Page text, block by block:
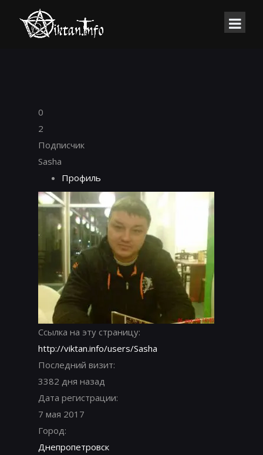
0
2
Подписчик
Sasha
Профиль
Ссылка на эту страницу:
http://viktan.info/users/Sasha
Последний визит:
3382 дня назад
Дата регистрации:
7 мая 2017
Город:
Днепропетровск